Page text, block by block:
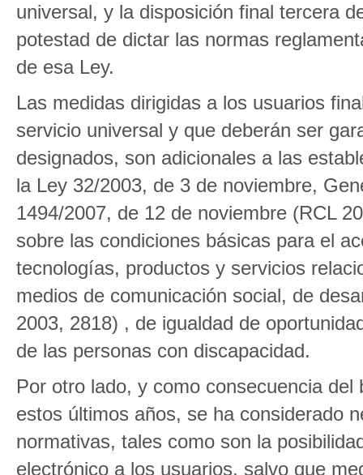
universal, y la disposición final tercera
potestad de dictar las normas
de esa Ley.
Las medidas dirigidas a los usuarios
servicio universal y que deberán ser
designados, son adicionales a las
la Ley 32/2003, de 3 de noviembre,
1494/2007, de 12 de noviembre (RCL
sobre las condiciones básicas para el
tecnologías, productos y servicios
medios de comunicación social, de
2003, 2818) , de igualdad de
de las personas con discapacidad.
Por otro lado, y como consecuencia
estos últimos años, se ha considerado
normativas, tales como son la
electrónico a los usuarios, salvo que